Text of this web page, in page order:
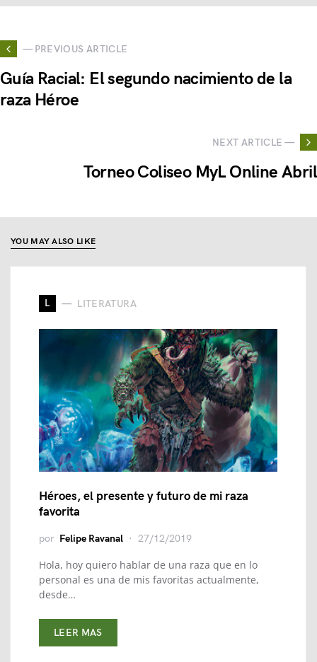
— PREVIOUS ARTICLE
Guía Racial: El segundo nacimiento de la
raza Héroe
NEXT ARTICLE —
Torneo Coliseo MyL Online Abril
YOU MAY ALSO LIKE
L LITERATURA
Héroes, el presente y futuro de mi raza
favorita
por Felipe Ravanal 27/12/2019
Hola, hoy quiero hablar de una raza que en lo
personal es una de mis favoritas actualmente,
desde…
LEER MAS